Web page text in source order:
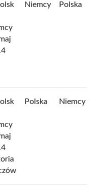
Niemcy Polska
Polska Niemcy